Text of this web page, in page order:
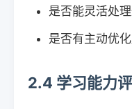
是否能灵活处
是否有主动优
2.4 学习能力